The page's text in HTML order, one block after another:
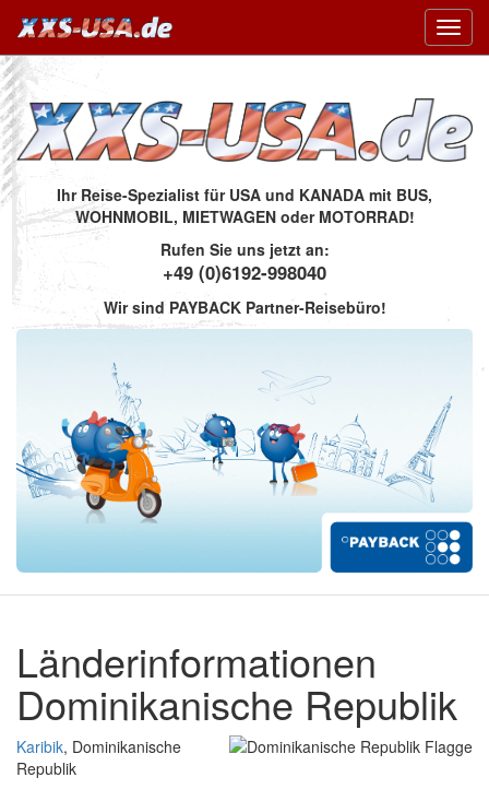
Ihr Reise-Spezialist für USA und KANADA mit BUS,
WOHNMOBIL, MIETWAGEN oder MOTORRAD!
Rufen Sie uns jetzt an:
+49 (0)6192-998040
Wir sind PAYBACK Partner-Reisebüro!
Länderinformationen
Dominikanische Republik
Karibik, Dominikanische
Republik